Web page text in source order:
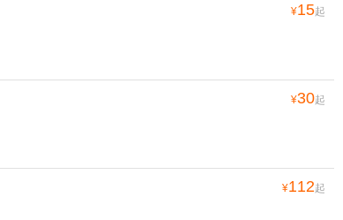
¥15起
¥30起
¥112起